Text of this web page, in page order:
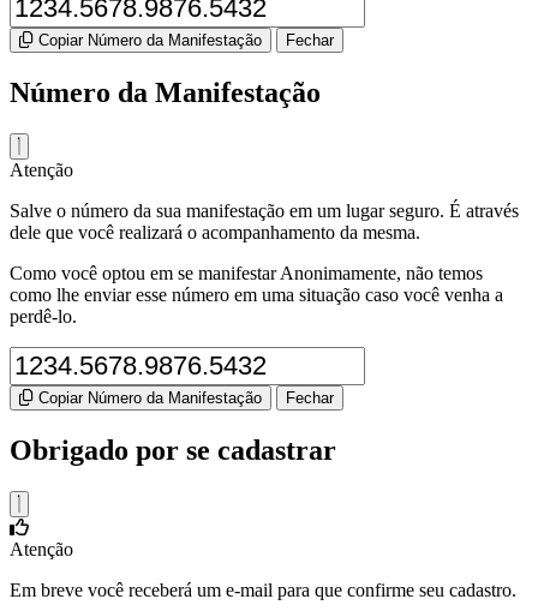
Copiar Número da Manifestação Fechar
Número da Manifestação
Atenção
Salve o número da sua manifestação em um lugar seguro. É através
dele que você realizará o acompanhamento da mesma.
Como você optou em se manifestar Anonimamente, não temos
como lhe enviar esse número em uma situação caso você venha a
perdê-lo.
Copiar Número da Manifestação Fechar
Obrigado por se cadastrar
Atenção
Em breve você receberá um e-mail para que confirme seu cadastro.